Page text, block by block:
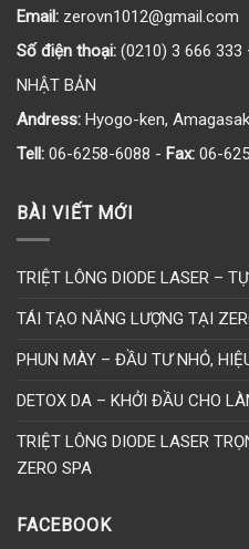
Email: zerovn1012@gmail.com
Số điện thoại: (0210) 3 666 333
NHẬT BẢN
Andress: Hyogo-ken,
Tell: 06-6258-6088 - Fax: 06-
BÀI VIẾT MỚI
TRIỆT LÔNG DIODE LASER –
TÁI TẠO NĂNG LƯỢNG TẠI
PHUN MÀY – ĐẦU TƯ NHỎ,
DETOX DA – KHỞI ĐẦU CHO
TRIỆT LÔNG DIODE LASER
ZERO SPA
FACEBOOK